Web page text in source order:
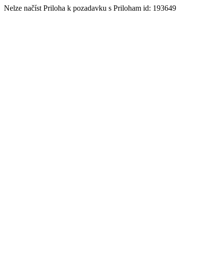
Nelze načíst Priloha k pozadavku s Priloham id: 193649